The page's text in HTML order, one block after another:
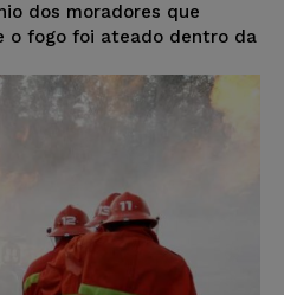
dos moradores que
o fogo foi ateado dentro da